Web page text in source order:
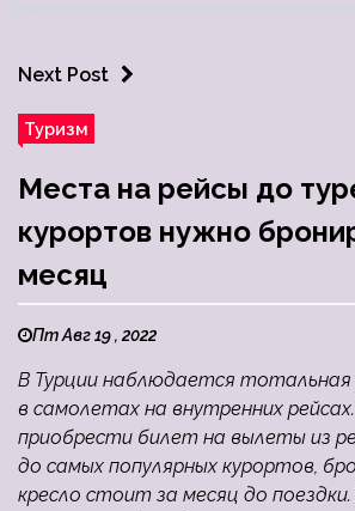
Next Post
Туризм
Места на рейсы до
курортов нужно
месяц
Пт Авг 19 , 2022
В Турции наблюдается
в самолетах на внутренних
приобрести билет на вылеты из
до самых популярных курортов,
кресло стоит за месяц до